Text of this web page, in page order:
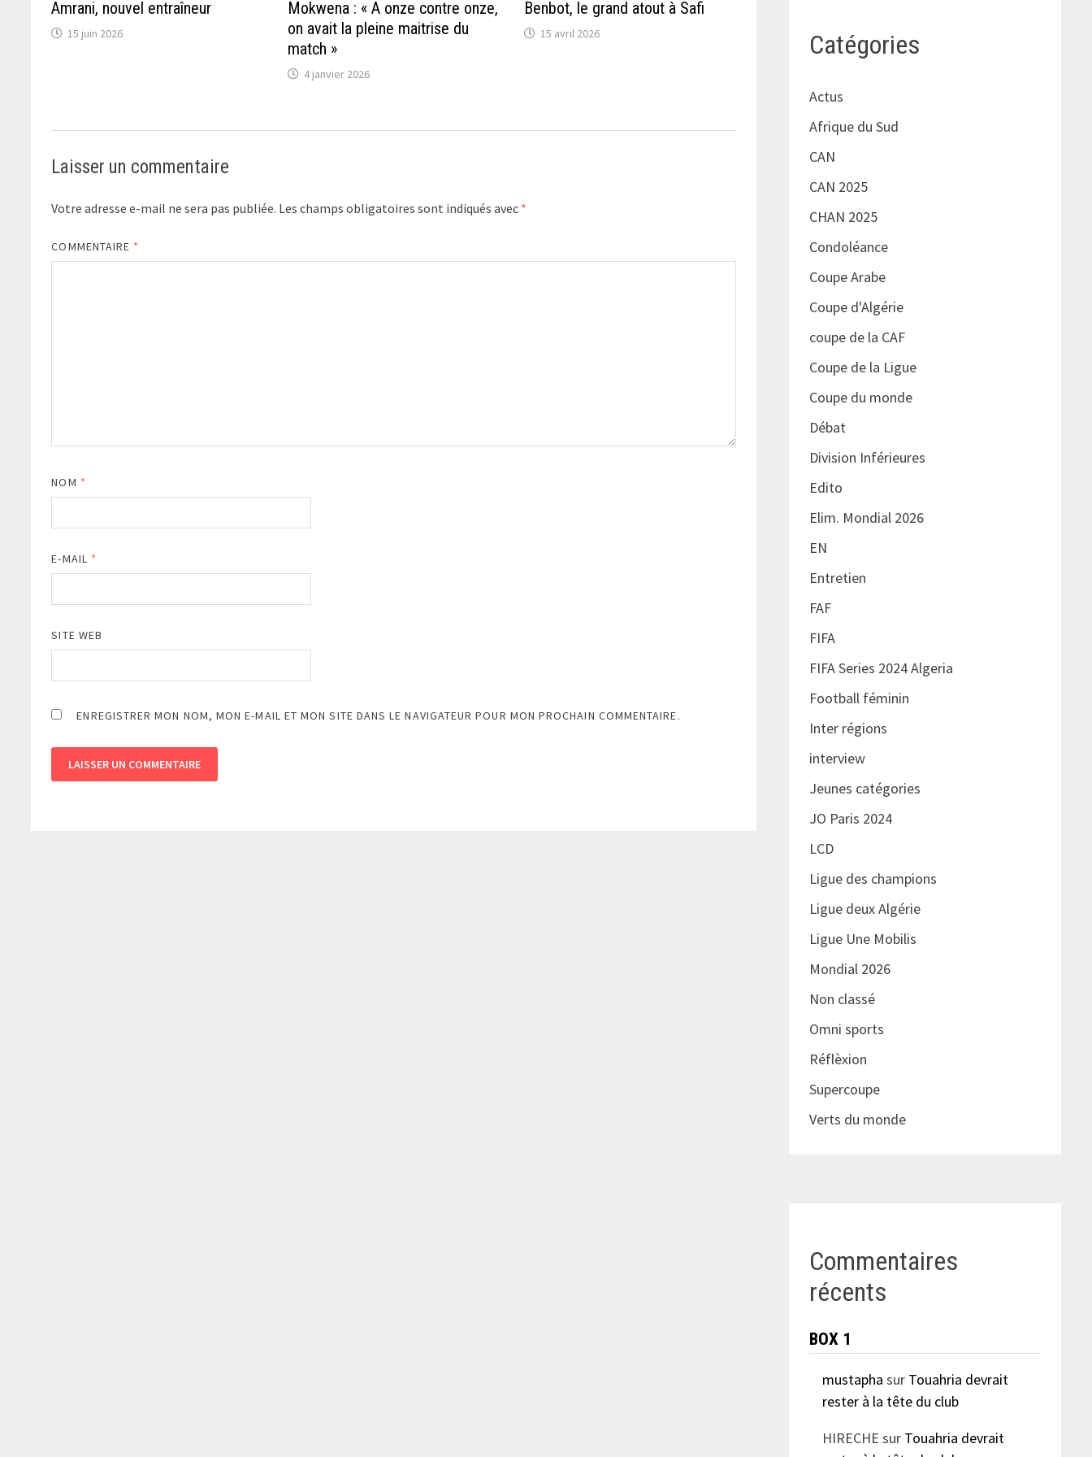
Amrani, nouvel entraîneur
15 juin 2026
Mokwena : « A onze contre onze,
on avait la pleine maitrise du
match »
4 janvier 2026
Benbot, le grand atout à Safi
15 avril 2026
Laisser un commentaire
Votre adresse e-mail ne sera pas publiée. Les champs obligatoires sont indiqués avec *
COMMENTAIRE *
NOM *
E-MAIL *
SITE WEB
ENREGISTRER MON NOM, MON E-MAIL ET MON SITE DANS LE NAVIGATEUR POUR MON PROCHAIN COMMENTAIRE.
Catégories
Actus
Afrique du Sud
CAN
CAN 2025
CHAN 2025
Condoléance
Coupe Arabe
Coupe d'Algérie
coupe de la CAF
Coupe de la Ligue
Coupe du monde
Débat
Division Inférieures
Edito
Elim. Mondial 2026
EN
Entretien
FAF
FIFA
FIFA Series 2024 Algeria
Football féminin
Inter régions
interview
Jeunes catégories
JO Paris 2024
LCD
Ligue des champions
Ligue deux Algérie
Ligue Une Mobilis
Mondial 2026
Non classé
Omni sports
Réflèxion
Supercoupe
Verts du monde
Commentaires
récents
BOX 1
mustapha sur Touahria devrait
rester à la tête du club
HIRECHE sur Touahria devrait